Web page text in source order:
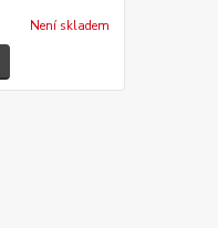
Není skladem